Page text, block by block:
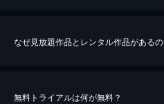
なぜ見放題作品とレンタル作品があるの
無料トライアルは何が無料？